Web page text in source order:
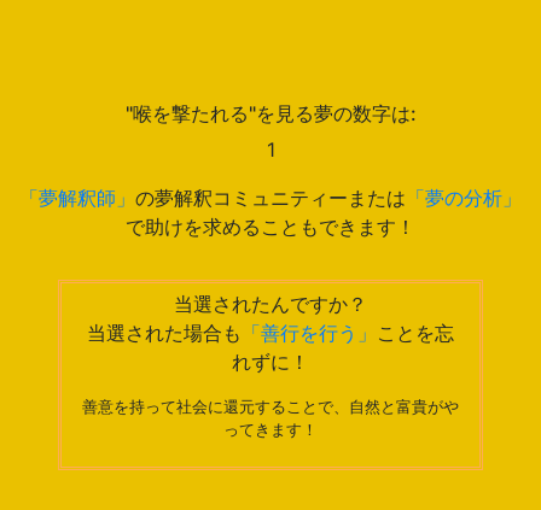
"喉を撃たれる"を見る夢の数字は:
1
「夢解釈師」 の夢解釈コミュニティーまたは 「夢の分析」
で助けを求めることもできます！
当選されたんですか？
当選された場合も 「善行を行う」 ことを忘
れずに！
善意を持って社会に還元することで、自然と富貴がや
ってきます！